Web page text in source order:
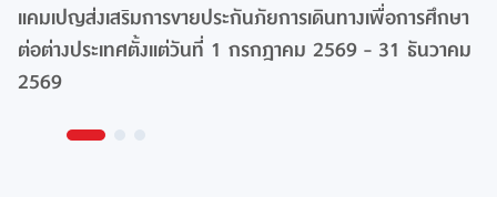
แคมเปญส่งเสริมการขายประกันภัยการเดินทางเพื่อการศึกษา
ต่อต่างประเทศตั้งแต่วันที่ 1 กรกฎาคม 2569 - 31 ธันวาคม
2569